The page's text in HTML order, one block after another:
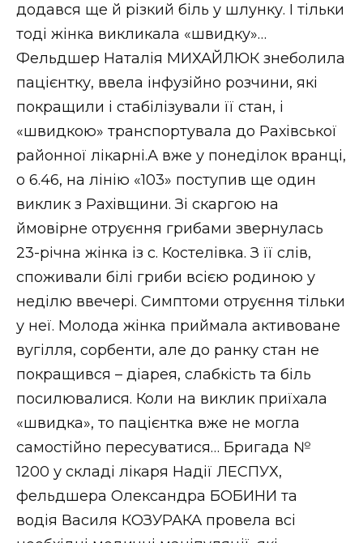
додався ще й різкий біль у шлунку. І тільки
тоді жінка викликала «швидку»…
Фельдшер Наталія МИХАЙЛЮК знеболила
пацієнтку, ввела інфузійно розчини, які
покращили і стабілізували її стан, і
«швидкою» транспортувала до Рахівської
районної лікарні.А вже у понеділок вранці,
о 6.46, на лінію «103» поступив ще один
виклик з Рахівщини. Зі скаргою на
ймовірне отруєння грибами звернулась
23-річна жінка із с. Костелівка. З її слів,
споживали білі гриби всією родиною у
неділю ввечері. Симптоми отруєння тільки
у неї. Молода жінка приймала активоване
вугілля, сорбенти, але до ранку стан не
покращився – діарея, слабкість та біль
посилювалися. Коли на виклик приїхала
«швидка», то пацієнтка вже не могла
самостійно пересуватися… Бригада №
1200 у складі лікаря Надії ЛЕСПУХ,
фельдшера Олександра БОБИНИ та
водія Василя КОЗУРАКА провела всі